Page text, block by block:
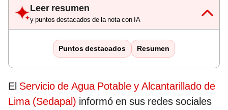
Leer resumen
y puntos destacados de la nota con IA
Puntos destacados Resumen
El Servicio de Agua Potable y Alcantarillado de
Lima (Sedapal) informó en sus redes sociales